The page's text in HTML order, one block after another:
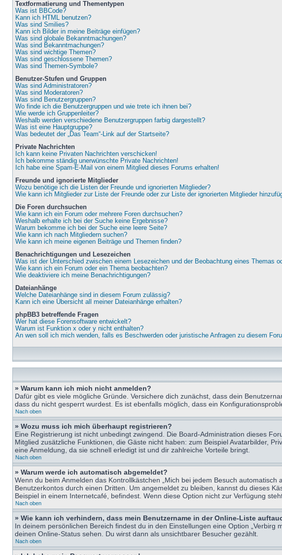
Textformatierung und Thementypen
Was ist BBCode?
Kann ich HTML benutzen?
Was sind Smilies?
Kann ich Bilder in meine Beiträge einfügen?
Was sind globale Bekanntmachungen?
Was sind Bekanntmachungen?
Was sind wichtige Themen?
Was sind geschlossene Themen?
Was sind Themen-Symbole?
Benutzer-Stufen und Gruppen
Was sind Administratoren?
Was sind Moderatoren?
Was sind Benutzergruppen?
Wo finde ich die Benutzergruppen und wie trete ich ihnen bei?
Wie werde ich Gruppenleiter?
Weshalb werden verschiedene Benutzergruppen farbig dargestellt?
Was ist eine Hauptgruppe?
Was bedeutet der „Das Team“-Link auf der Startseite?
Private Nachrichten
Ich kann keine Privaten Nachrichten verschicken!
Ich bekomme ständig unerwünschte Private Nachrichten!
Ich habe eine Spam-E-Mail von einem Mitglied dieses Forums erhalten!
Freunde und ignorierte Mitglieder
Wozu benötige ich die Listen der Freunde und ignorierten Mitglieder?
Wie kann ich Mitglieder zur Liste der Freunde oder zur Liste der ignorierten Mitglieder
Die Foren durchsuchen
Wie kann ich ein Forum oder mehrere Foren durchsuchen?
Weshalb erhalte ich bei der Suche keine Ergebnisse?
Warum bekomme ich bei der Suche eine leere Seite?
Wie kann ich nach Mitgliedern suchen?
Wie kann ich meine eigenen Beiträge und Themen finden?
Benachrichtigungen und Lesezeichen
Was ist der Unterschied zwischen einem Lesezeichen und der Beobachtung eines Themas
Wie kann ich ein Forum oder ein Thema beobachten?
Wie deaktiviere ich meine Benachrichtigungen?
Dateianhänge
Welche Dateianhänge sind in diesem Forum zulässig?
Kann ich eine Übersicht all meiner Dateianhänge erhalten?
phpBB3 betreffende Fragen
Wer hat diese Forensoftware entwickelt?
Warum ist Funktion x oder y nicht enthalten?
An wen soll ich mich wenden, falls es Beschwerden oder juristische Anfragen zu diesem
» Warum kann ich mich nicht anmelden?
Dafür gibt es viele mögliche Gründe. Versichere dich zunächst, dass dein
dass du nicht gesperrt wurdest. Es ist ebenfalls möglich, dass ein
Nach oben
» Wozu muss ich mich überhaupt registrieren?
Eine Registrierung ist nicht unbedingt zwingend. Die Board-Administration dieses
Mitglied zusätzliche Funktionen, die Gäste nicht haben: zum Beispiel Avatarbilder,
eine Anmeldung, da sie schnell erledigt ist und dir zahlreiche Vorteile bringt.
Nach oben
» Warum werde ich automatisch abgemeldet?
Wenn du beim Anmelden das Kontrollkästchen „Mich bei jedem Besuch
Benutzerkontos durch einen Dritten. Um angemeldet zu bleiben, kannst du dieses
Beispiel in einem Internetcafé, befindest. Wenn diese Option nicht zur Verfügung
Nach oben
» Wie kann ich verhindern, dass mein Benutzername in der Online-Liste
In deinem persönlichen Bereich findest du in den Einstellungen eine Option
deinen Online-Status sehen. Du wirst dann als unsichtbarer Besucher gezählt.
Nach oben